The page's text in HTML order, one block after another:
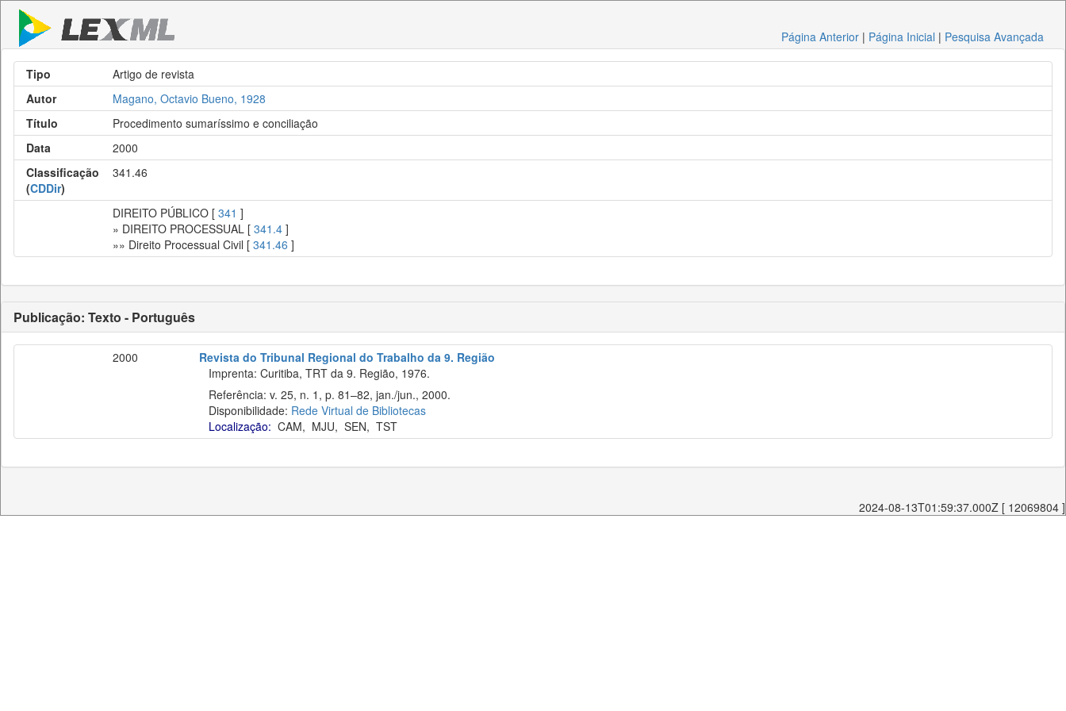
Página Anterior | Página Inicial | Pesquisa Avançada
Tipo
Artigo de revista
Autor
Magano, Octavio Bueno, 1928
Título
Procedimento sumaríssimo e conciliação
Data
2000
Classificação
(CDDir)
341.46
DIREITO PÚBLICO [ 341 ]
» DIREITO PROCESSUAL [ 341.4 ]
»» Direito Processual Civil [ 341.46 ]
Publicação: Texto - Português
2000
Revista do Tribunal Regional do Trabalho da 9. Região
Imprenta: Curitiba, TRT da 9. Região, 1976.
Referência: v. 25, n. 1, p. 81–82, jan./jun., 2000.
Disponibilidade: Rede Virtual de Bibliotecas
Localização: CAM, MJU, SEN, TST
2024-08-13T01:59:37.000Z [ 12069804 ]